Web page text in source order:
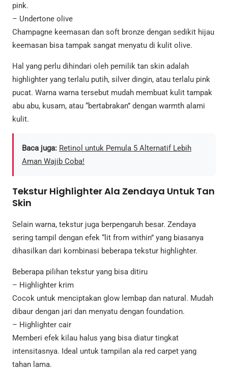
pink.
– Undertone olive
Champagne keemasan dan soft bronze dengan sedikit hijau
keemasan bisa tampak sangat menyatu di kulit olive.
Hal yang perlu dihindari oleh pemilik tan skin adalah
highlighter yang terlalu putih, silver dingin, atau terlalu pink
pucat. Warna warna tersebut mudah membuat kulit tampak
abu abu, kusam, atau “bertabrakan” dengan warmth alami
kulit.
Baca juga: Retinol untuk Pemula 5 Alternatif Lebih
Aman Wajib Coba!
Tekstur Highlighter Ala Zendaya Untuk Tan
Skin
Selain warna, tekstur juga berpengaruh besar. Zendaya
sering tampil dengan efek “lit from within” yang biasanya
dihasilkan dari kombinasi beberapa tekstur highlighter.
Beberapa pilihan tekstur yang bisa ditiru
– Highlighter krim
Cocok untuk menciptakan glow lembap dan natural. Mudah
dibaur dengan jari dan menyatu dengan foundation.
– Highlighter cair
Memberi efek kilau halus yang bisa diatur tingkat
intensitasnya. Ideal untuk tampilan ala red carpet yang
tahan lama.